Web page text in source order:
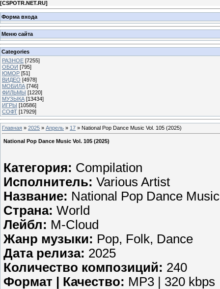
[CSPOTR.NET.RU]
Форма входа
Меню сайта
Categories
РАЗНОЕ [7255]
ОБОИ [795]
ЮМОР [51]
ВИДЕО [4978]
МОБИЛА [746]
ФИЛЬМЫ [1220]
МУЗЫКА [13434]
ИГРЫ [10586]
СОФТ [17929]
Главная » 2025 » Апрель » 17 » National Pop Dance Music Vol. 105 (2025)
National Pop Dance Music Vol. 105 (2025)
Категория: Compilation
Исполнитель: Various Artist
Название: National Pop Dance
Страна: World
Лейбл: M-Cloud
Жанр музыки: Pop, Folk, Dance
Дата релиза: 2025
Количество композиций: 240
Формат | Качество: MP3 | 320 kbps